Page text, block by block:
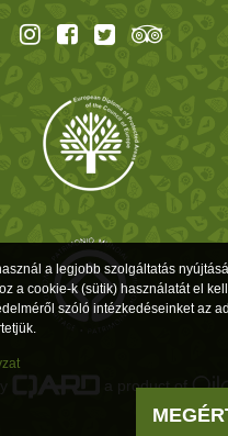
a product of
a legjobb szolgáltatás
a cookie-k (sütik) használatát el
szóló intézkedéseinket az